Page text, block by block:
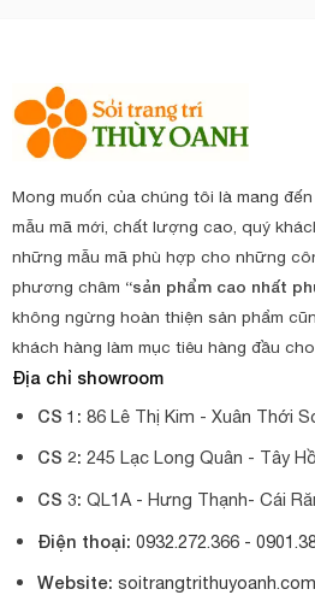
Mong muốn của chúng tôi là mang
mẫu mã mới, chất lượng cao, quý
những mẫu mã phù hợp cho những
phương châm “sản phẩm cao nhất
không ngừng hoàn thiện sản phẩm
khách hàng làm mục tiêu hàng đầu
Địa chỉ showroom
CS 1: 86 Lê Thị Kim - Xuân Thới
CS 2: 245 Lạc Long Quân - Tây
CS 3: QL1A - Hưng Thạnh- Cái
Điện thoại: 0932.272.366 -
Website: soitrangtrithuyoanh.com